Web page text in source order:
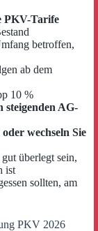
PKV-Tarife
betroffen,
ab dem
10 %
AG-
wechseln Sie
überlegt sein,
ist
sollten, am
PKV 2026